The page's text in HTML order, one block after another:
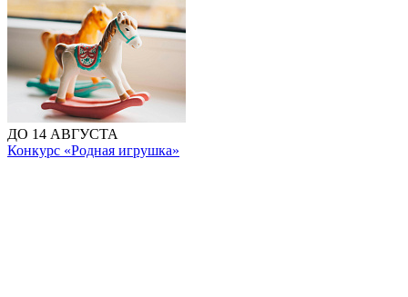
ДО 14 АВГУСТА
Конкурс «Родная игрушка»